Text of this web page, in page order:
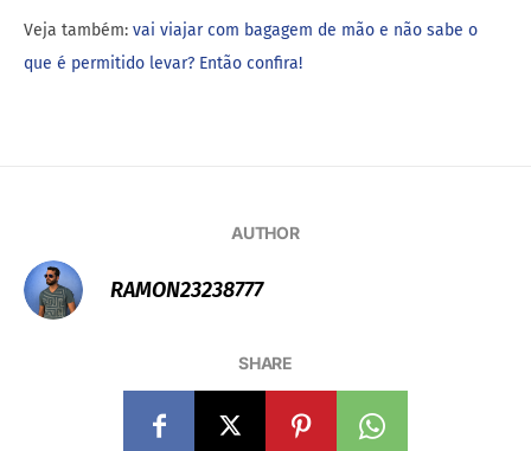
Veja também: vai viajar com bagagem de mão e não sabe o
que é permitido levar? Então confira!
AUTHOR
RAMON23238777
SHARE